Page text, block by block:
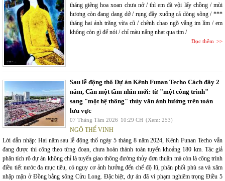
tháng giêng hoa xoan chưa nở / thì em đã vội lấy chồng / mùi
hương còn đang dang dở / rụng đầy xuống cả dòng sông / ***
tháng hai ánh trăng vừa cũ / chênh chao ngõ vắng im lìm / em
không còn gì để nói / chỉ màu nắng nhạt qua tim /
Đọc thêm
Sau lễ động thổ Dự án Kênh Funan Techo Cách đây 2
năm, Cần một tầm nhìn mới: từ "một công trình"
sang "một hệ thống" thủy văn ảnh hưởng trên toàn
lưu vực
07 Tháng Tám 2026 10:29 CH (Xem: 253)
NGÔ THẾ VINH
Lời dẫn nhập: Hai năm sau lễ động thổ ngày 5 tháng 8 năm 2024, Kênh Funan Techo vẫn
đang được thi công theo từng đoạn, chưa hoàn thành toàn tuyến khoảng 180 km. Tác giả
phân tích rõ dự án không chỉ là tuyến giao thông đường thủy đơn thuần mà còn là công trình
điều tiết nước đa mục tiêu, có nguy cơ ảnh hưởng đến chế độ lũ, phân phối phù sa và xâm
nhập mặn ở Đồng bằng sông Cửu Long. Đặc biệt, dự án đã vi phạm nghiêm trọng Điều 5